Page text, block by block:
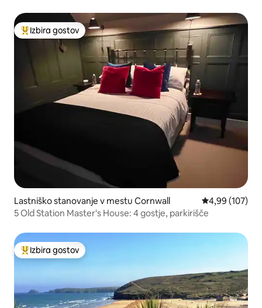
Najbolj priljubljena prenočišča z značko »Izbira gostov«
Izbira gostov
Lastniško stanovanje v mestu Cornwall Povprečna
4,99 (107)
5 Old Station Master's House: 4 gostje, parkirišče
Najbolj priljubljena prenočišča z značko »Izbira gostov«
Izbira gostov